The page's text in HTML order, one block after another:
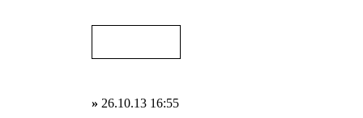
» 26.10.13 16:55